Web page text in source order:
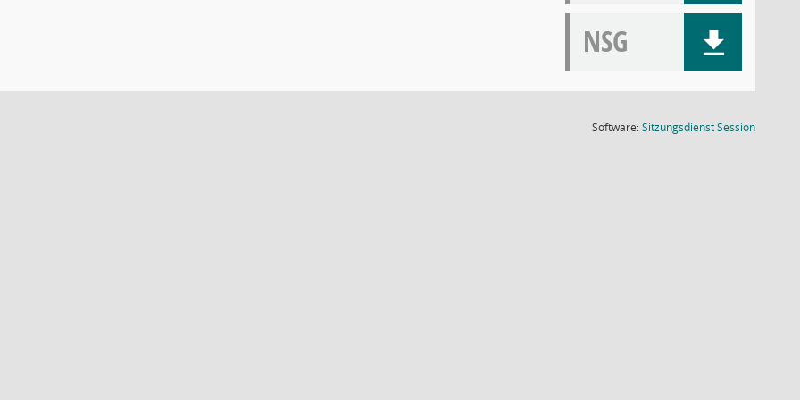
NSG
Software:SitzungsdienstSession(Wird in